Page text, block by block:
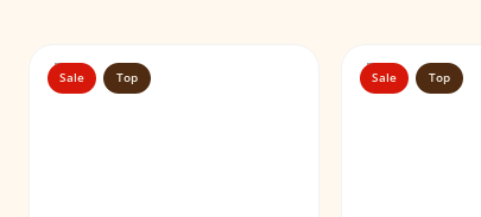
Sale Top Sale Top